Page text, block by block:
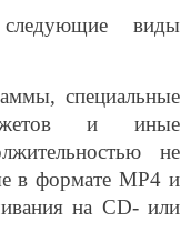
и иные
не
в формате МР4 и
на CD- или